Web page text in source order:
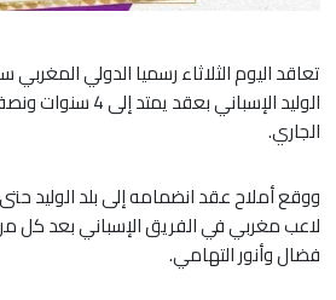
تعاقد اليوم الثلاثاء رسميا الدولي المغربي
الوليد الإسباني
الجاري.
لاعب مغربي في الفريق الإسباني بعد كل
فضال وأنور التهامي.